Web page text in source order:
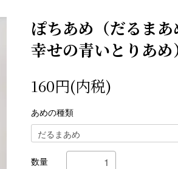
ぽちあめ（だるまあ
幸せの青いとりあめ
160円(内税)
あめの種類
数量